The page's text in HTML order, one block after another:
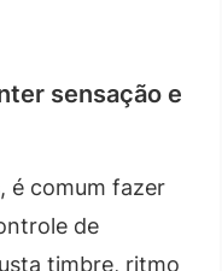
sensação e
é comum fazer
de
timbre, ritmo